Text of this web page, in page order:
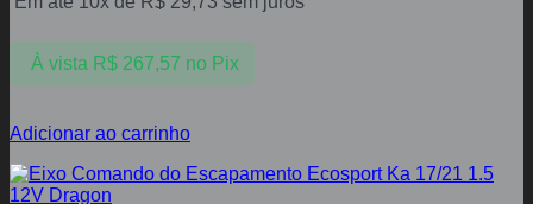
À vista R$267,57 no Pix
Adicionar ao carrinho